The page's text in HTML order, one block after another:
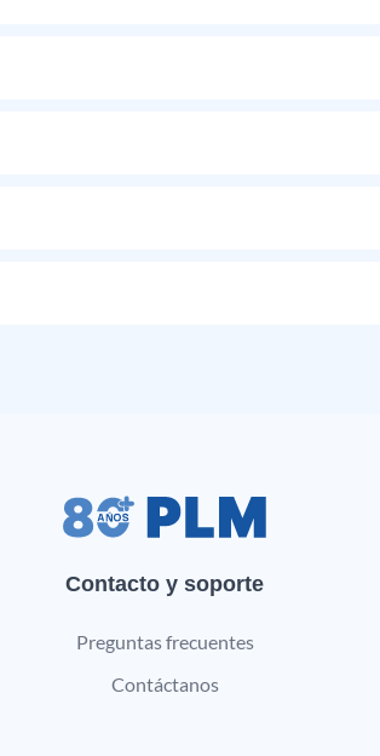
Contacto y soporte
Preguntas frecuentes
Contáctanos